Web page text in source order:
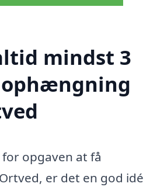
mindst 3
opgaven at få
er det en god idé